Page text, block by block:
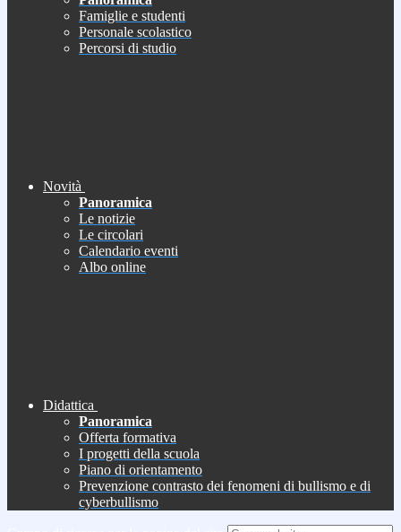
Famiglie e studenti
Personale scolastico
Percorsi di studio
Novità
Panoramica
Le notizie
Le circolari
Calendario eventi
Albo online
Didattica
Panoramica
Offerta formativa
I progetti della scuola
Piano di orientamento
Prevenzione contrasto dei fenomeni di bullismo e di
cyberbullismo